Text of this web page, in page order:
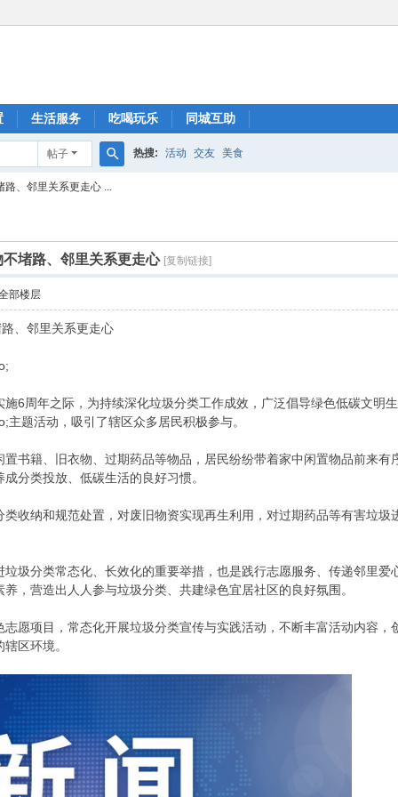
生活服务 吃喝玩乐 同城互助
帖子 热搜: 活动 交友 美食
路、邻里关系更走心 ...
堵路、邻里关系更走心 [复制链接]
部楼层
、邻里关系更走心
6周年之际，为持续深化垃圾分类工作成效，广泛倡导绿色低碳文明
题活动，吸引了辖区众多居民积极参与。
书籍、旧衣物、过期药品等物品，居民纷纷带着家中闲置物品前来
分类投放、低碳生活的良好习惯。
收纳和规范处置，对废旧物资实现再生利用，对过期药品等有害垃
圾分类常态化、长效化的重要举措，也是践行志愿服务、传递邻里
，营造出人人参与垃圾分类、共建绿色宜居社区的良好氛围。
愿项目，常态化开展垃圾分类宣传与实践活动，不断丰富活动内容
区环境。